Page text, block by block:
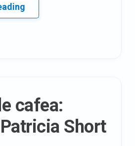
Suit
of
cafea:
Short